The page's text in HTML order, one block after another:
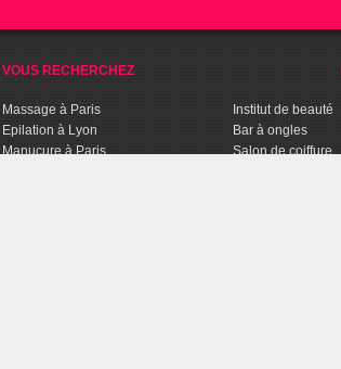
VOUS RECHERCHEZ
Massage à Paris
Epilation à Lyon
Manucure à Paris
Institut de beauté
Bar à ongles
Salon de coiffure